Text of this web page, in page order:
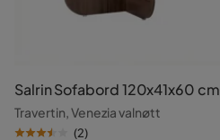
Salrin Sofabord 120x41x60 cm
Travertin, Venezia valnøtt
(2)